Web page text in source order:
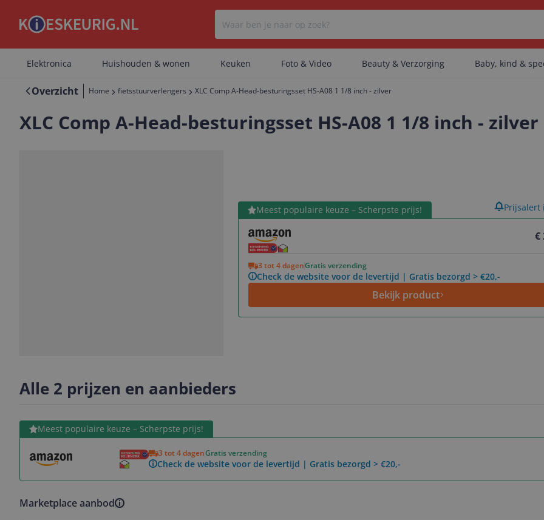
Er zijn geen categorieën gevonden.
Er zijn geen artikelen gevonden.
Elektronica Huishouden & wonen Keuken Foto & Video Beauty & Verzorging Baby, kind &
Overzicht Home fietsstuurverlengers XLC Comp A-Head-besturingsset HS-A08 1 1/8 inch - zilver
XLC Comp A-Head-besturingsset HS-A08 1 1/8 inch - zilver
Meest populaire keuze – Scherpste prijs!
€
3 tot 4 dagenGratis verzending
Check de website voor de levertijd | Gratis bezorgd > €20,-
Bekijk product
Bekijk product Prijsalert
Alle 2 prijzen en aanbieders
Meest populaire keuze – Scherpste prijs!
3 tot 4 dagenGratis verzending
Check de website voor de levertijd | Gratis bezorgd > €20,-
Bekijk product
Marketplace aanbod